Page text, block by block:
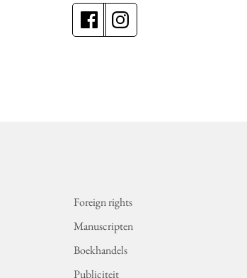
Foreign rights
Manuscripten
Boekhandels
Publiciteit